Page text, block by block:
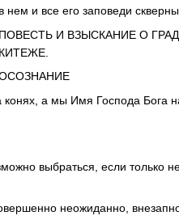
в нем и все его заповеди
ПОВЕСТЬ И ВЗЫСКАНИЕ О
КИТЕЖЕ.
а мы Имя Господа Бога
выбраться, если только
неожиданно,